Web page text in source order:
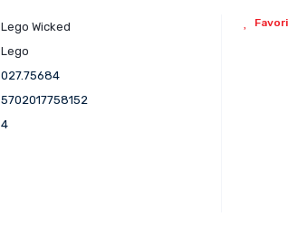
Lego Wicked
Lego
027.75684
5702017758152
4